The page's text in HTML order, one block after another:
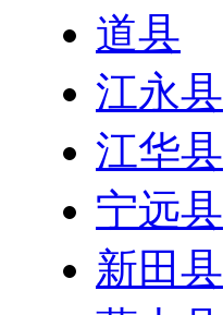
道县
江永县
江华县
宁远县
新田县